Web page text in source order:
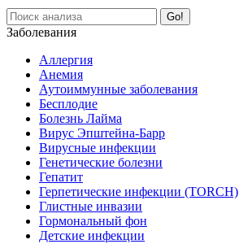
Search:
Заболевания
Аллергия
Анемия
Аутоиммунные заболевания
Бесплодие
Болезнь Лайма
Вирус Эпштейна-Барр
Вирусные инфекции
Генетические болезни
Гепатит
Герпетические инфекции (TORCH)
Глистные инвазии
Гормональный фон
Детские инфекции